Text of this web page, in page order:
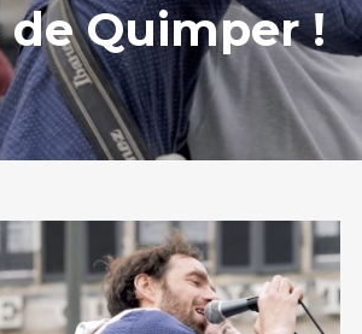
de Quimper !